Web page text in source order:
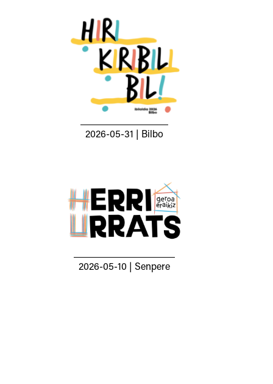
2026-05-31 | Bilbo
2026-05-10 | Senpere